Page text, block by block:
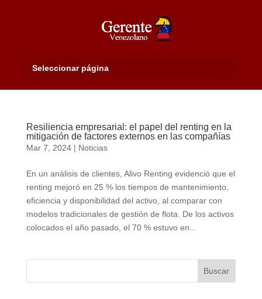
Seleccionar página
Resiliencia empresarial: el papel del renting en la
mitigación de factores externos en las compañías
Mar 7, 2024| Noticias
En un análisis de clientes, Alivo Renting evidenció que el
renting mejoró en 25 % los tiempos de mantenimiento,
eficiencia y disponibilidad del activo, al comparar con
modelos tradicionales de gestión de flota. De los activos
colocados el año pasado, el 70 % estuvo en...